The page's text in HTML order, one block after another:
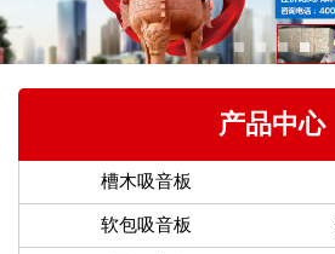
产品中心
槽木吸音板
软包吸音板